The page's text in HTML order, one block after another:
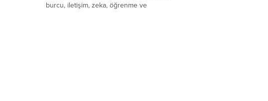
burcu, iletişim, zeka, öğrenme ve